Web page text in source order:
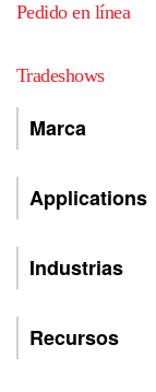
Pedido en línea
Tradeshows
Marca
Applications
Industrias
Recursos